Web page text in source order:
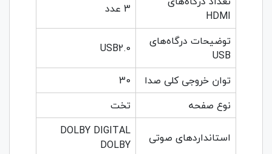
HDMI
3 عدد
توضیحات درگاه‌های
USB
USB2.0
توان خروجی کلی صدا
30
نوع صفحه
تخت
استانداردهای صوتی
DOLBY DIGITAL
DOLBY